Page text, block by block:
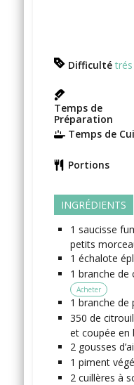
Difficulté
Temps de
Préparation
Temps de
Portions
INGRÉDIENTS
1 saucisse
petits
1 échalote
1 branche de
Acheter
1 branche de
350 de
et coupée en
2 gousses
1 piment
2 cuillères à